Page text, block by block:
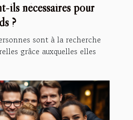
ils nécessaires pour
?
sont à la recherche
grâce auxquelles elles